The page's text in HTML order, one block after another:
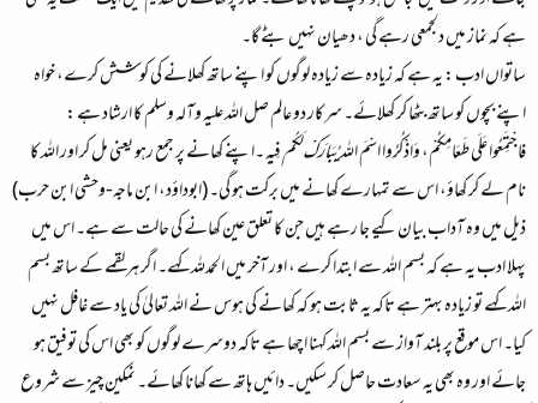
ہے کہ نماز میں دلجمعی رہے گی ، دھیان نہیں بٹے گا۔
ساتواں ادب :یہ ہے کہ زیادہ سے زیادہ لوگوں کو اپنے ساتھ کھلانے کی کوشش کرے، خواہ
اپنے بچوں کو ساتھ بٹھا کر کھلائے۔ سرکار دو عالم صل اللہ علیہ وآلہ وسلم کا ارشاد ہے :
فاجْتَمِعُوا عَلَى طَعَامِكُمْ، وَاذْكُرُوا اسْمَ اللہيُبَارَكْ لَكُمْفِيهِ ۔اپنے کھانے پر جمع رہو یعنی مل کر اور اللہ کا
نام لے کر کھاؤ، اس سے تمہارے کھانے میں برکت ہو گی۔(ابوداؤد، ابن ماجہ-وحشی ابن حرب)
ذیل میں وہ آداب بیان کیے جا رہے ہیں جن کا تعلق عین کھانے کی حالت سے ہے۔ اس میں
پہلا ادب یہ ہے کہ بسم اللہ سے ابتدا کرے ، اور آخر میں الحمدللہ کہے۔ اگر ہر لقمے کے ساتھ بسم
اللہ کہے تو زیادہ بہتر ہے تاکہ یہ ثابت ہو کہ کھانے کی ہوس نے اللہ تعالیٰ کی یاد سے غافل نہیں
کیا۔ اس موقع پر بلند آواز سے بسم اللہ کہنا اچھا ہے تاکہ دوسرے لوگوں کو بھی اس کی توفیق ہو
جائے اور وہ بھی یہ سعادت حاصل کر سکیں۔ دائیں ہاتھ سے کھانا کھائے۔ نمکین چیز سے شروع